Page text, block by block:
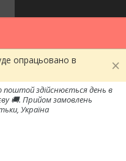
опрацьовано в
поштой здійснюється день в
🚚. Прийом замовлень
Україна